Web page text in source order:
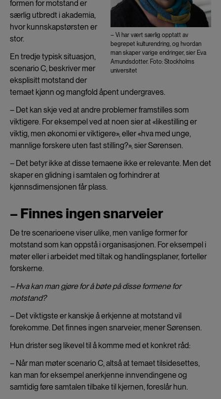
– Vi har vært særlig opptatt av
begrepet kulturendring, og hvordan
man skaper varige endringer, sier Eva
Amundsdotter. Foto: Stockholms
universitet
formen for motstand er
særlig utbredt i akademia,
hvor kunnskapstørsten er
stor.
En tredje typisk situasjon,
scenario C, beskriver mer
eksplisitt motstand der
temaet kjønn og mangfold åpent undergraves.
– Det kan skje ved at andre problemer framstilles som
viktigere. For eksempel ved at noen sier at «likestilling er
viktig, men økonomi er viktigere», eller «hva med unge,
mannlige forskere uten fast stilling?», sier Sørensen.
– Det betyr ikke at disse temaene ikke er relevante. Men det
skaper en glidning i samtalen og forhindrer at
kjønnsdimensjonen får plass.
– Finnes ingen snarveier
De tre scenarioene viser ulike, men vanlige former for
motstand som kan oppstå i organisasjonen. For eksempel i
møter eller i arbeidet med tiltak og handlingsplaner, forteller
forskerne.
– Hva kan man gjøre for å bøte på disse formene for
motstand?
– Det viktigste er kanskje å erkjenne at motstand vil
forekomme. Det finnes ingen snarveier, mener Sørensen.
Hun drister seg likevel til å komme med et konkret råd:
– Når man møter scenario C, altså at temaet tilsidesettes,
kan man for eksempel anerkjenne innvendingene og
samtidig føre samtalen tilbake til kjernen, foreslår hun.